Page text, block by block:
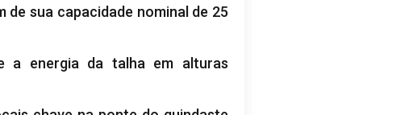
sua capacidade nominal de 25
a energia da talha em alturas